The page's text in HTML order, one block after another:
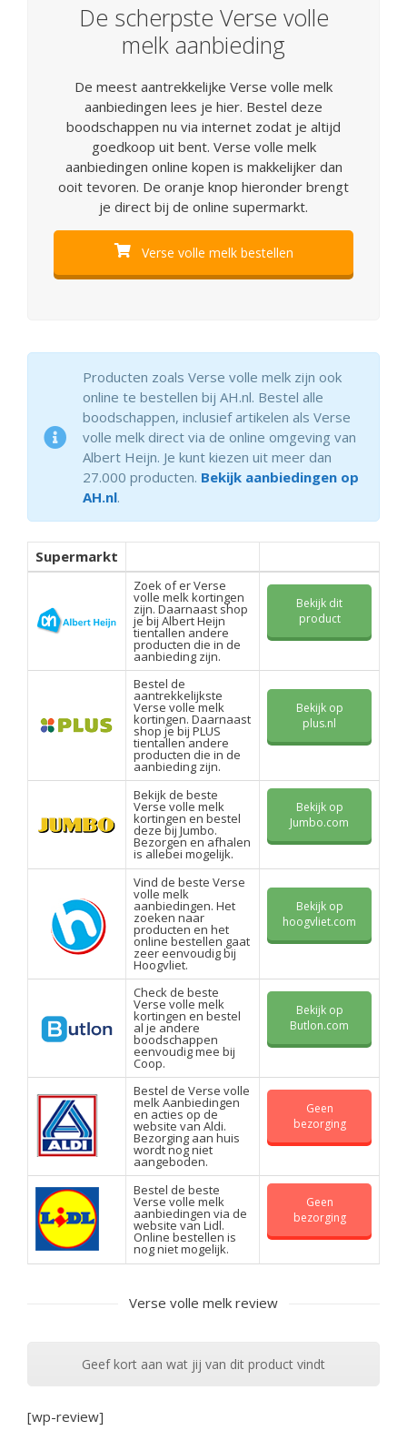
De scherpste Verse volle
melk aanbieding
De meest aantrekkelijke Verse volle melk
aanbiedingen lees je hier. Bestel deze
boodschappen nu via internet zodat je altijd
goedkoop uit bent. Verse volle melk
aanbiedingen online kopen is makkelijker dan
ooit tevoren. De oranje knop hieronder brengt
je direct bij de online supermarkt.
Verse volle melk bestellen
Producten zoals Verse volle melk zijn ook
online te bestellen bij AH.nl. Bestel alle
boodschappen, inclusief artikelen als Verse
volle melk direct via de online omgeving van
Albert Heijn. Je kunt kiezen uit meer dan
27.000 producten. Bekijk aanbiedingen op
AH.nl.
Supermarkt
Zoek of er Verse
volle melk kortingen
zijn. Daarnaast shop
je bij Albert Heijn
tientallen andere
producten die in de
aanbieding zijn.
Bekijk dit
product
Bestel de
aantrekkelijkste
Verse volle melk
kortingen. Daarnaast
shop je bij PLUS
tientallen andere
producten die in de
aanbieding zijn.
Bekijk op
plus.nl
Bekijk de beste
Verse volle melk
kortingen en bestel
deze bij Jumbo.
Bezorgen en afhalen
is allebei mogelijk.
Bekijk op
Jumbo.com
Vind de beste Verse
volle melk
aanbiedingen. Het
zoeken naar
producten en het
online bestellen gaat
zeer eenvoudig bij
Hoogvliet.
Bekijk op
hoogvliet.com
Check de beste
Verse volle melk
kortingen en bestel
al je andere
boodschappen
eenvoudig mee bij
Coop.
Bekijk op
Butlon.com
Bestel de Verse volle
melk Aanbiedingen
en acties op de
website van Aldi.
Bezorging aan huis
wordt nog niet
aangeboden.
Geen
bezorging
Bestel de beste
Verse volle melk
aanbiedingen via de
website van Lidl.
Online bestellen is
nog niet mogelijk.
Geen
bezorging
Verse volle melk review
Geef kort aan wat jij van dit product vindt
[wp-review]